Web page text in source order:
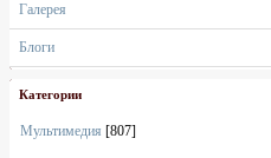
Галерея
Блоги
Категории
Мультимедия [807]